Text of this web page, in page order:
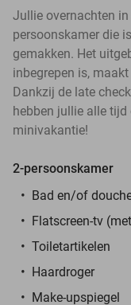
Jullie overnachten
persoonskamer die
gemakken. Het
inbegrepen is,
Dankzij de late
hebben jullie alle tijd
minivakantie!
2-persoonskamer
Bad en/of
Flatscreen-tv
Toiletartikelen
Haardroger
Make-upspiegel